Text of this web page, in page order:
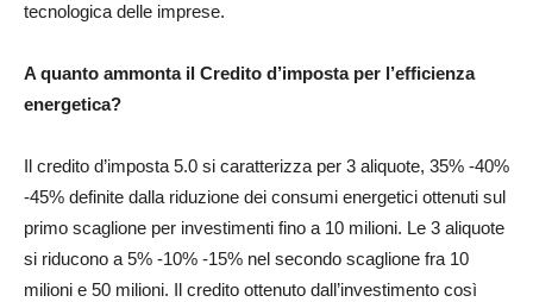
tecnologica delle imprese.
A quanto ammonta il Credito d’imposta per l’efficienza
energetica?
Il credito d’imposta 5.0 si caratterizza per 3 aliquote, 35% -40%
-45% definite dalla riduzione dei consumi energetici ottenuti sul
primo scaglione per investimenti fino a 10 milioni. Le 3 aliquote
si riducono a 5% -10% -15% nel secondo scaglione fra 10
milioni e 50 milioni. Il credito ottenuto dall’investimento così